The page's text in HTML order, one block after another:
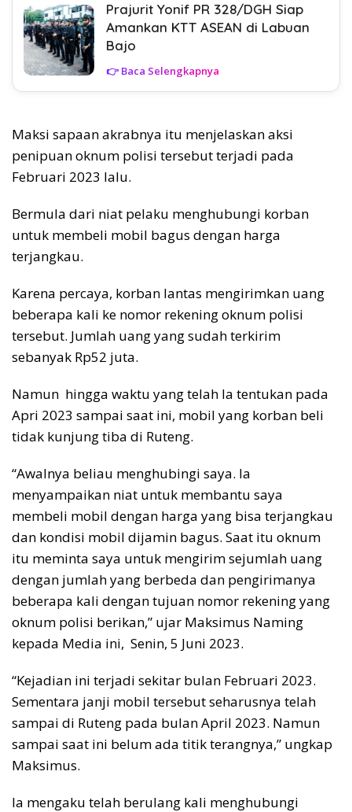
Prajurit Yonif PR 328/DGH Siap
Amankan KTT ASEAN di Labuan
Bajo
👉 Baca Selengkapnya
Maksi sapaan akrabnya itu menjelaskan aksi
penipuan oknum polisi tersebut terjadi pada
Februari 2023 lalu.
Bermula dari niat pelaku menghubungi korban
untuk membeli mobil bagus dengan harga
terjangkau.
Karena percaya, korban lantas mengirimkan uang
beberapa kali ke nomor rekening oknum polisi
tersebut. Jumlah uang yang sudah terkirim
sebanyak Rp52 juta.
Namun hingga waktu yang telah Ia tentukan pada
Apri 2023 sampai saat ini, mobil yang korban beli
tidak kunjung tiba di Ruteng.
“Awalnya beliau menghubingi saya. Ia
menyampaikan niat untuk membantu saya
membeli mobil dengan harga yang bisa terjangkau
dan kondisi mobil dijamin bagus. Saat itu oknum
itu meminta saya untuk mengirim sejumlah uang
dengan jumlah yang berbeda dan pengirimanya
beberapa kali dengan tujuan nomor rekening yang
oknum polisi berikan,” ujar Maksimus Naming
kepada Media ini, Senin, 5 Juni 2023.
“Kejadian ini terjadi sekitar bulan Februari 2023.
Sementara janji mobil tersebut seharusnya telah
sampai di Ruteng pada bulan April 2023. Namun
sampai saat ini belum ada titik terangnya,” ungkap
Maksimus.
Ia mengaku telah berulang kali menghubungi